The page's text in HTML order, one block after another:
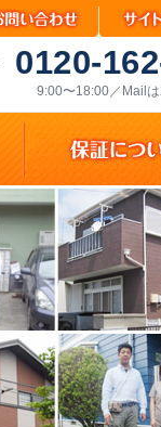
0120-
9:00〜18:00／Mail